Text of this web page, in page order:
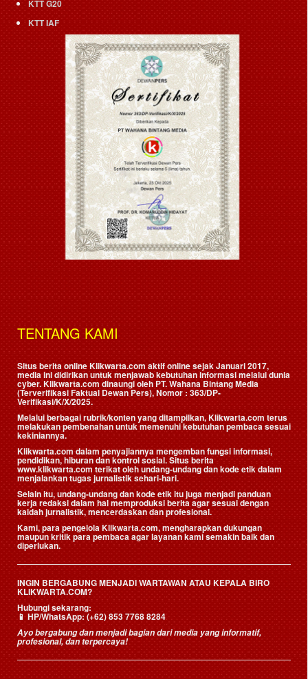
KTT G20
KTT IAF
TENTANG KAMI
Situs berita online Klikwarta.com aktif online sejak Januari 2017,
media ini didirikan untuk menjawab kebutuhan informasi melalui dunia
cyber. Klikwarta.com dinaungi oleh PT. Wahana Bintang Media
(Terverifikasi Faktual Dewan Pers), Nomor : 363/DP-
Verifikasi/K/X/2025.
Melalui berbagai rubrik/konten yang ditampilkan, Klikwarta.com terus
melakukan pembenahan untuk memenuhi kebutuhan pembaca sesuai
kekiniannya.
Klikwarta.com dalam penyajiannya mengemban fungsi informasi,
pendidikan, hiburan dan kontrol sosial. Situs berita
www.klikwarta.com terikat oleh undang-undang dan kode etik dalam
menjalankan tugas jurnalistik sehari-hari.
Selain itu, undang-undang dan kode etik itu juga menjadi panduan
kerja redaksi dalam hal memproduksi berita agar sesuai dengan
kaidah jurnalistik, mencerdaskan dan profesional.
Kami, para pengelola Klikwarta.com, mengharapkan dukungan
maupun kritik para pembaca agar layanan kami semakin baik dan
diperlukan.
INGIN BERGABUNG MENJADI WARTAWAN ATAU KEPALA BIRO
KLIKWARTA.COM?
Hubungi sekarang:
📱HP/WhatsApp:(+62) 853 7768 8284
Ayo bergabung dan menjadi bagian dari media yang informatif,
profesional, dan terpercaya!